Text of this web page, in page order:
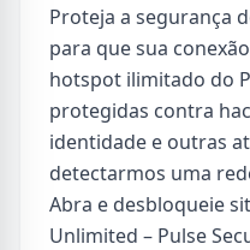
Proteja a segurança
para que sua
hotspot ilimitado do
protegidas contra
identidade e outras
detectarmos uma
Abra e desbloqueie
Unlimited – Pulse